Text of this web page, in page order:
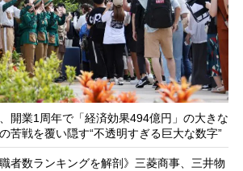
開業1周年で「経済効果494億円」の大きな
苦戦を覆い隠す“不透明すぎる巨大な数字”
者数ランキングを解剖》三菱商事、三井物